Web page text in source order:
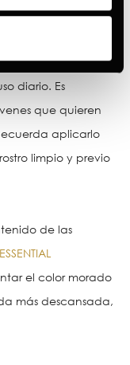
en GERMINAL.
SÉRUM
diario. Es
que quieren
aplicarlo
limpio y previo
de las
el color morado
más descansada,